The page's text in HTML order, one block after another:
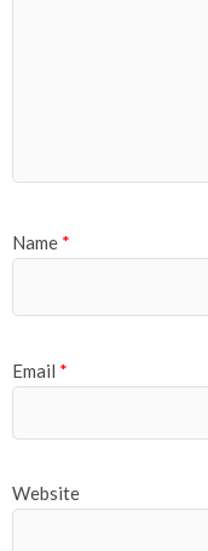
Name *
Email *
Website